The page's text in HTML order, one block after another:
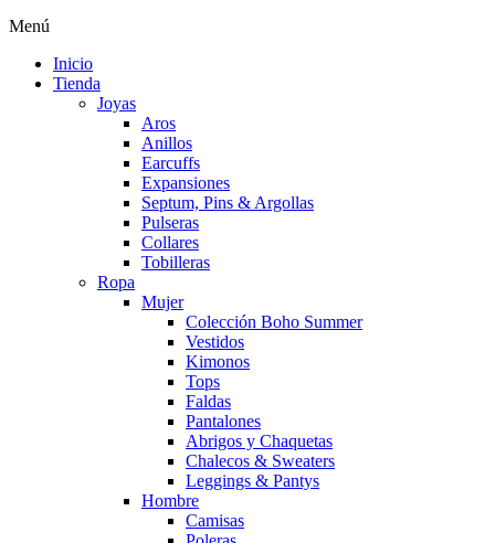
Menú
Inicio
Tienda
Joyas
Aros
Anillos
Earcuffs
Expansiones
Septum, Pins & Argollas
Pulseras
Collares
Tobilleras
Ropa
Mujer
Colección Boho Summer
Vestidos
Kimonos
Tops
Faldas
Pantalones
Abrigos y Chaquetas
Chalecos & Sweaters
Leggings & Pantys
Hombre
Camisas